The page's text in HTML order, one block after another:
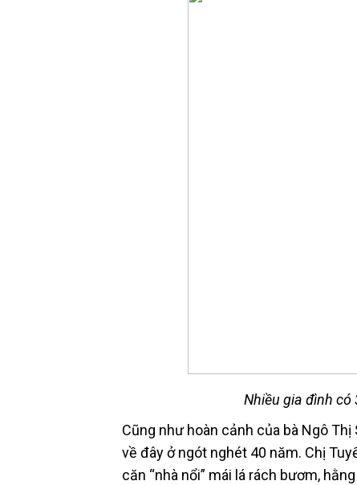
Nhiều gia đình có
Cũng như hoàn cảnh của bà Ngô
về đây ở ngót nghét 40 năm. Chị
căn “nhà nổi” mái lá rách bươm,